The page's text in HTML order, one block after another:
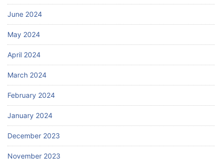
June 2024
May 2024
April 2024
March 2024
February 2024
January 2024
December 2023
November 2023